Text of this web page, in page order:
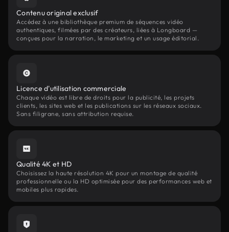
Contenu original exclusif
Accédez à une bibliothèque premium de séquences vidéo
authentiques, filmées par des créateurs, liées à Longboard —
conçues pour la narration, le marketing et un usage éditorial.
Licence d'utilisation commerciale
Chaque vidéo est libre de droits pour la publicité, les projets
clients, les sites web et les publications sur les réseaux sociaux.
Sans filigrane, sans attribution requise.
Qualité 4K et HD
Choisissez la haute résolution 4K pour un montage de qualité
professionnelle ou la HD optimisée pour des performances web et
mobiles plus rapides.